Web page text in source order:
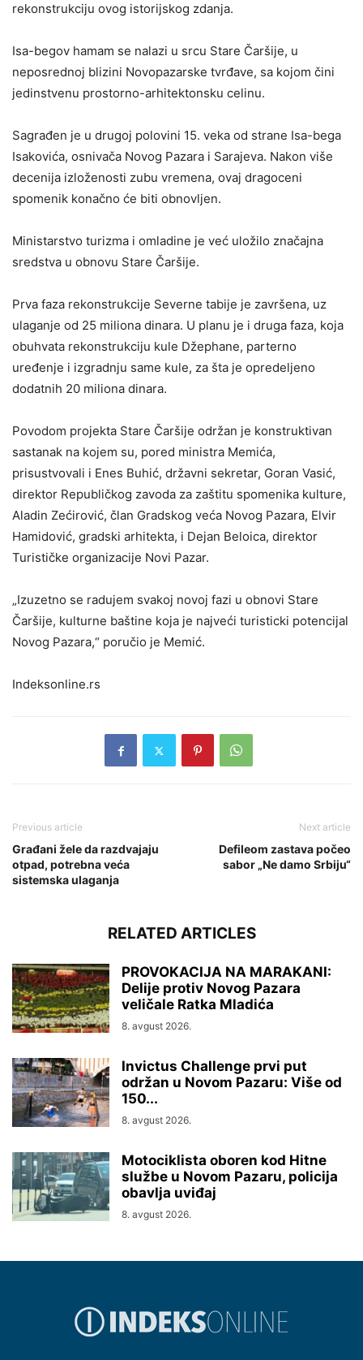
rekonstrukciju ovog istorijskog zdanja.
Isa-begov hamam se nalazi u srcu Stare Čaršije, u
neposrednoj blizini Novopazarske tvrđave, sa kojom čini
jedinstvenu prostorno-arhitektonsku celinu.
Sagrađen je u drugoj polovini 15. veka od strane Isa-bega
Isakovića, osnivača Novog Pazara i Sarajeva. Nakon više
decenija izloženosti zubu vremena, ovaj dragoceni
spomenik konačno će biti obnovljen.
Ministarstvo turizma i omladine je već uložilo značajna
sredstva u obnovu Stare Čaršije.
Prva faza rekonstrukcije Severne tabije je završena, uz
ulaganje od 25 miliona dinara. U planu je i druga faza, koja
obuhvata rekonstrukciju kule Džephane, parterno
uređenje i izgradnju same kule, za šta je opredeljeno
dodatnih 20 miliona dinara.
Povodom projekta Stare Čaršije održan je konstruktivan
sastanak na kojem su, pored ministra Memića,
prisustvovali i Enes Buhić, državni sekretar, Goran Vasić,
direktor Republičkog zavoda za zaštitu spomenika kulture,
Aladin Zećirović, član Gradskog veća Novog Pazara, Elvir
Hamidović, gradski arhitekta, i Dejan Beloica, direktor
Turističke organizacije Novi Pazar.
„Izuzetno se radujem svakoj novoj fazi u obnovi Stare
Čaršije, kulturne baštine koja je najveći turisticki potencijal
Novog Pazara,“ poručio je Memić.
Indeksonline.rs
Previous article
Građani žele da razdvajaju
otpad, potrebna veća
sistemska ulaganja
Next article
Defileom zastava počeo
sabor „Ne damo Srbiju“
RELATED ARTICLES
PROVOKACIJA NA MARAKANI:
Delije protiv Novog Pazara
veličale Ratka Mladića
8. avgust 2026.
Invictus Challenge prvi put
održan u Novom Pazaru: Više od
150...
8. avgust 2026.
Motociklista oboren kod Hitne
službe u Novom Pazaru, policija
obavlja uviđaj
8. avgust 2026.